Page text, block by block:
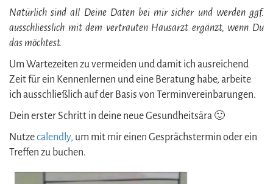
Natürlich sind all Deine Daten bei mir sicher und werden ggf.
ausschliesslich mit dem vertrauten Hausarzt ergänzt, wenn Du
das möchtest.
Um Wartezeiten zu vermeiden und damit ich ausreichend
Zeit für ein Kennenlernen und eine Beratung habe, arbeite
ich ausschließlich auf der Basis von Terminvereinbarungen.
Dein erster Schritt in deine neue Gesundheitsära 🙂
Nutzecalendly, um mit mir einen Gesprächstermin oder ein
Treffen zu buchen.